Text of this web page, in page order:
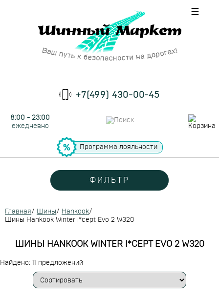
☰
+7(499) 430-00-45
8:00 - 23:00
ежедневно
Программа лояльности
ФИЛЬТР
Главная/ Шины/ Hankook/
Шины Hankook Winter i*cept Evo 2 W320
ШИНЫ HANKOOK WINTER I*CEPT EVO 2 W320
Найдено: 11 предложений